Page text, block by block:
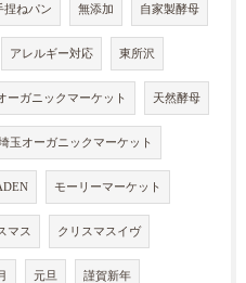
捏ねパン 無添加 自家製酵母
アレルギー対応 東所沢
ーガニックマーケット 天然酵母
玉オーガニックマーケット
モーリーマーケット
マス クリスマスイヴ
元旦 謹賀新年